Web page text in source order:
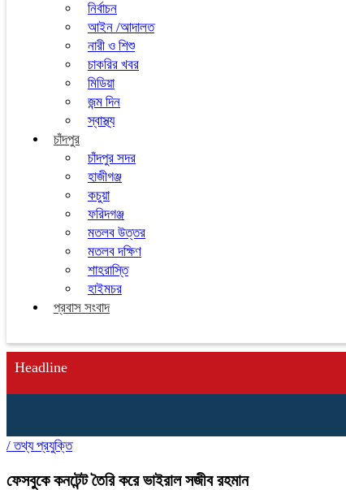
নির্বাচন
আইন /আদালত
নারী ও শিশু
চাকরির খবর
মিডিয়া
জন্ম দিন
স্বাস্থ্য
চাঁদপুর
চাঁদপুর সদর
হাজীগঞ্জ
কচুয়া
ফরিদগঞ্জ
মতলব উত্তর
মতলব দক্ষিণ
শাহরাস্তি
হাইমচর
প্রবাস সংবাদ
Headline
/তথ্য প্রযুক্তি
ফেসবুকে কনটেন্ট তৈরি করে ভাইরাল সজীব রহমান